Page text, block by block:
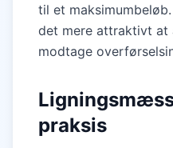
til et
det mere attraktivt at
modtage
praksis